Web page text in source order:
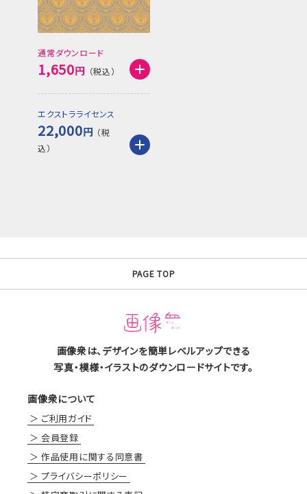
通常ダウンロード
1,650円
エクストラライセンス
22,000円
PAGE TOP
画像衆は、デザインを簡単レベルアップできる
写真・模様・イラストのダウンロードサイトです。
画像衆について
ご利用ガイド
会員登録
作品使用に関する同意書
プライバシーポリシー